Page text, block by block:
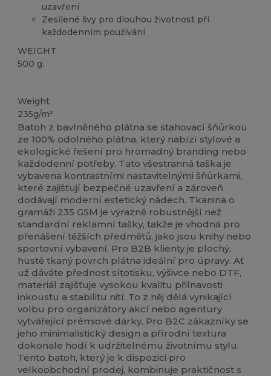
uzavření
Zesílené švy pro dlouhou životnost při
každodenním používání
WEIGHT
500 g.
Weight
235g/m²
Batoh z bavlněného plátna se stahovací šňůrkou
ze 100% odolného plátna, který nabízí stylové a
ekologické řešení pro hromadný branding nebo
každodenní potřeby. Tato všestranná taška je
vybavena kontrastními nastavitelnými šňůrkami,
které zajišťují bezpečné uzavření a zároveň
dodávají moderní estetický nádech. Tkanina o
gramáži 235 GSM je výrazně robustnější než
standardní reklamní tašky, takže je vhodná pro
přenášení těžších předmětů, jako jsou knihy nebo
sportovní vybavení. Pro B2B klienty je plochý,
hustě tkaný povrch plátna ideální pro úpravy. Ať
už dáváte přednost sítotisku, výšivce nebo DTF,
materiál zajišťuje vysokou kvalitu přilnavosti
inkoustu a stabilitu nití. To z něj dělá vynikající
volbu pro organizátory akcí nebo agentury
vytvářející prémiové dárky. Pro B2C zákazníky se
jeho minimalistický design a přírodní textura
dokonale hodí k udržitelnému životnímu stylu.
Tento batoh, který je k dispozici pro
velkoobchodní prodej, kombinuje praktičnost s